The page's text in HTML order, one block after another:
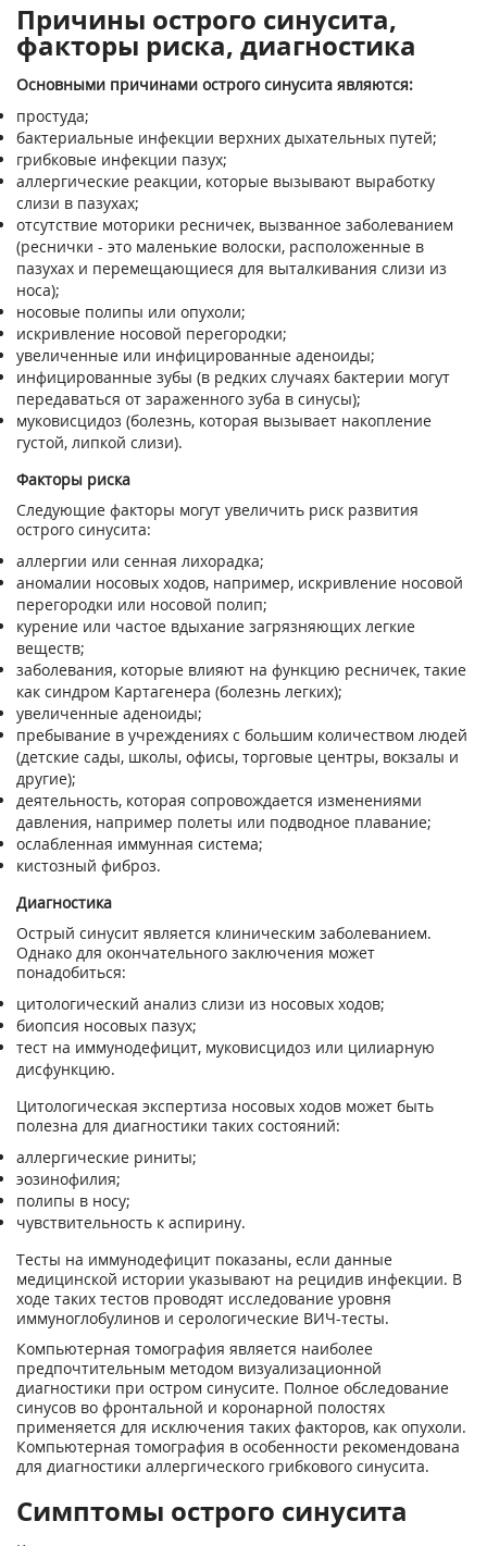
Причины острого синусита,
факторы риска, диагностика
Основными причинами острого синусита являются:
простуда;
бактериальные инфекции верхних дыхательных путей;
грибковые инфекции пазух;
аллергические реакции, которые вызывают выработку
слизи в пазухах;
отсутствие моторики ресничек, вызванное заболеванием
(реснички - это маленькие волоски, расположенные в
пазухах и перемещающиеся для выталкивания слизи из
носа);
носовые полипы или опухоли;
искривление носовой перегородки;
увеличенные или инфицированные аденоиды;
инфицированные зубы (в редких случаях бактерии могут
передаваться от зараженного зуба в синусы);
муковисцидоз (болезнь, которая вызывает накопление
густой, липкой слизи).
Факторы риска
Следующие факторы могут увеличить риск развития
острого синусита:
аллергии или сенная лихорадка;
аномалии носовых ходов, например, искривление носовой
перегородки или носовой полип;
курение или частое вдыхание загрязняющих легкие
веществ;
заболевания, которые влияют на функцию ресничек, такие
как синдром Картагенера (болезнь легких);
увеличенные аденоиды;
пребывание в учреждениях с большим количеством людей
(детские сады, школы, офисы, торговые центры, вокзалы и
другие);
деятельность, которая сопровождается изменениями
давления, например полеты или подводное плавание;
ослабленная иммунная система;
кистозный фиброз.
Диагностика
Острый синусит является клиническим заболеванием.
Однако для окончательного заключения может
понадобиться:
цитологический анализ слизи из носовых ходов;
биопсия носовых пазух;
тест на иммунодефицит, муковисцидоз или цилиарную
дисфункцию.
Цитологическая экспертиза носовых ходов может быть
полезна для диагностики таких состояний:
аллергические риниты;
эозинофилия;
полипы в носу;
чувствительность к аспирину.
Тесты на иммунодефицит показаны, если данные
медицинской истории указывают на рецидив инфекции. В
ходе таких тестов проводят исследование уровня
иммуноглобулинов и серологические ВИЧ-тесты.
Компьютерная томография является наиболее
предпочтительным методом визуализационной
диагностики при остром синусите. Полное обследование
синусов во фронтальной и коронарной полостях
применяется для исключения таких факторов, как опухоли.
Компьютерная томография в особенности рекомендована
для диагностики аллергического грибкового синусита.
Симптомы острого синусита